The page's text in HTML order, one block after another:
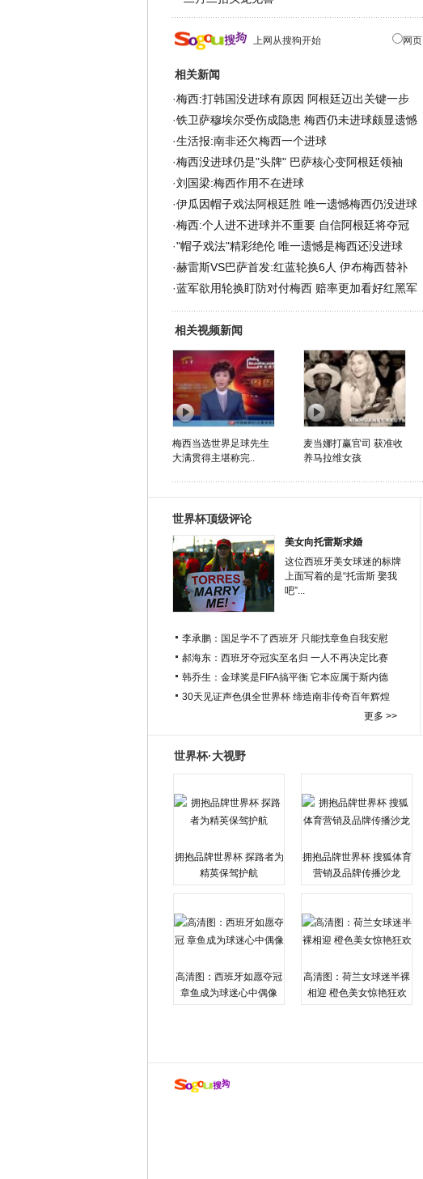
上网从搜狗开始 网页
相关新闻
·梅西:打韩国没进球有原因 阿根廷迈出关键一步
·铁卫萨穆埃尔受伤成隐患 梅西仍未进球颇显遗憾
·生活报:南非还欠梅西一个进球
·梅西没进球仍是"头牌" 巴萨核心变阿根廷领袖
·刘国梁:梅西作用不在进球
·伊瓜因帽子戏法阿根廷胜 唯一遗憾梅西仍没进球
·梅西:个人进不进球并不重要 自信阿根廷将夺冠
·"帽子戏法"精彩绝伦 唯一遗憾是梅西还没进球
·赫雷斯VS巴萨首发:红蓝轮换6人 伊布梅西替补
·蓝军欲用轮换盯防对付梅西 赔率更加看好红黑军
相关视频新闻
梅西当选世界足球先生
大满贯得主堪称完..
麦当娜打赢官司 获准收
养马拉维女孩
世界杯顶级评论
美女向托雷斯求婚
这位西班牙美女球迷的标牌
上面写着的是“托雷斯 娶我
吧”...
李承鹏：国足学不了西班牙 只能找章鱼自我安慰
郝海东：西班牙夺冠实至名归 一人不再决定比赛
韩乔生：金球奖是FIFA搞平衡 它本应属于斯内德
30天见证声色俱全世界杯 缔造南非传奇百年辉煌
更多 >>
世界杯·大视野
拥抱品牌世界杯 探路者为
精英保驾护航
拥抱品牌世界杯 搜狐体育
营销及品牌传播沙龙
高清图：西班牙如愿夺冠
章鱼成为球迷心中偶像
高清图：荷兰女球迷半裸
相迎 橙色美女惊艳狂欢